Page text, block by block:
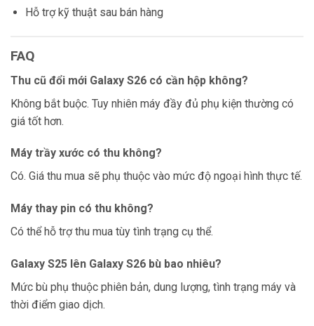
Hỗ trợ kỹ thuật sau bán hàng
FAQ
Thu cũ đổi mới Galaxy S26 có cần hộp không?
Không bắt buộc. Tuy nhiên máy đầy đủ phụ kiện thường có
giá tốt hơn.
Máy trầy xước có thu không?
Có. Giá thu mua sẽ phụ thuộc vào mức độ ngoại hình thực tế.
Máy thay pin có thu không?
Có thể hỗ trợ thu mua tùy tình trạng cụ thể.
Galaxy S25 lên Galaxy S26 bù bao nhiêu?
Mức bù phụ thuộc phiên bản, dung lượng, tình trạng máy và
thời điểm giao dịch.